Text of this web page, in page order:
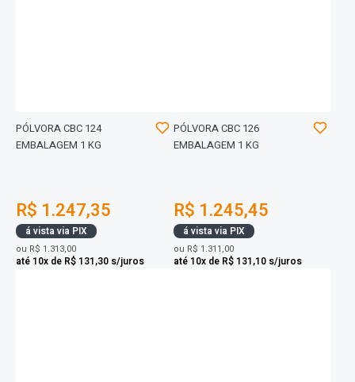
PÓLVORA CBC 124
EMBALAGEM 1 KG
R$ 1.247,35
á vista via PIX
ou R$ 1.313,00
até 10x de R$ 131,30 s/juros
PÓLVORA CBC 126
EMBALAGEM 1 KG
R$ 1.245,45
á vista via PIX
ou R$ 1.311,00
até 10x de R$ 131,10 s/juros